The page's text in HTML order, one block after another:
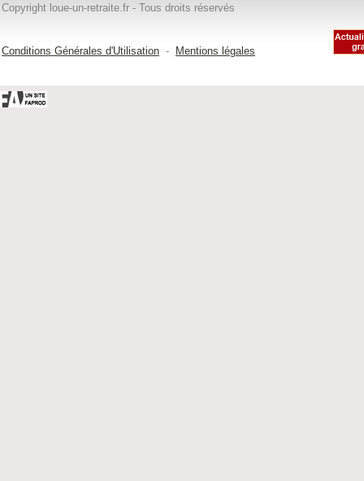
Copyright loue-un-retraite.fr - Tous droits réservés
Conditions Générales d'Utilisation - Mentions légales